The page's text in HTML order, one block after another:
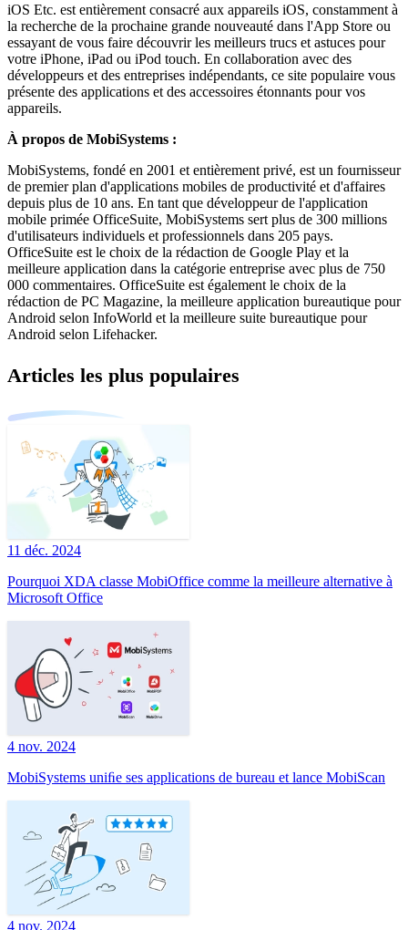
iOS Etc. est entièrement consacré aux appareils iOS, constamment à
la recherche de la prochaine grande nouveauté dans l'App Store ou
essayant de vous faire découvrir les meilleurs trucs et astuces pour
votre iPhone, iPad ou iPod touch. En collaboration avec des
développeurs et des entreprises indépendants, ce site populaire vous
présente des applications et des accessoires étonnants pour vos
appareils.
À propos de MobiSystems :
MobiSystems, fondé en 2001 et entièrement privé, est un fournisseur
de premier plan d'applications mobiles de productivité et d'affaires
depuis plus de 10 ans. En tant que développeur de l'application
mobile primée OfficeSuite, MobiSystems sert plus de 300 millions
d'utilisateurs individuels et professionnels dans 205 pays.
OfficeSuite est le choix de la rédaction de Google Play et la
meilleure application dans la catégorie entreprise avec plus de 750
000 commentaires. OfficeSuite est également le choix de la
rédaction de PC Magazine, la meilleure application bureautique pour
Android selon InfoWorld et la meilleure suite bureautique pour
Android selon Lifehacker.
Articles les plus populaires
11 déc. 2024
Pourquoi XDA classe MobiOffice comme la meilleure alternative à
Microsoft Office
4 nov. 2024
MobiSystems uniﬁe ses applications de bureau et lance MobiScan
4 nov. 2024